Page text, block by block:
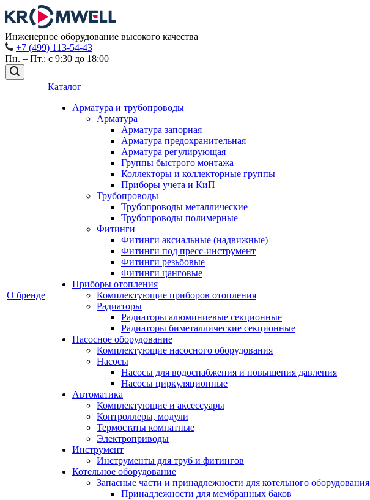
Инженерное оборудование высокого качества
+7 (499) 113-54-43
Пн. – Пт.: с 9:30 до 18:00
О бренде
Каталог
Арматура и трубопроводы
Арматура
Арматура запорная
Арматура предохранительная
Арматура регулирующая
Группы быстрого монтажа
Коллекторы и коллекторные группы
Приборы учета и КиП
Трубопроводы
Трубопроводы металлические
Трубопроводы полимерные
Фитинги
Фитинги аксиальные (надвижные)
Фитинги под пресс-инструмент
Фитинги резьбовые
Фитинги цанговые
Приборы отопления
Комплектующие приборов отопления
Радиаторы
Радиаторы алюминиевые секционные
Радиаторы биметаллические секционные
Насосное оборудование
Комплектующие насосного оборудования
Насосы
Насосы для водоснабжения и повышения давления
Насосы циркуляционные
Автоматика
Комплектующие и аксессуары
Контроллеры, модули
Термостаты комнатные
Электроприводы
Инструмент
Инструменты для труб и фитингов
Котельное оборудование
Запасные части и принадлежности для котельного оборудования
Принадлежности для мембранных баков